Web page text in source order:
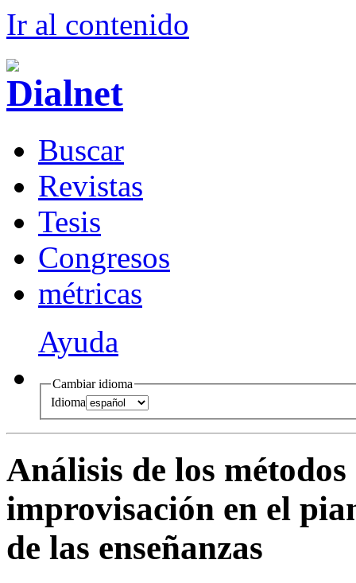
Ir al contenido
Buscar
Revistas
Tesis
Congresos
métricas
Ayuda
Cambiar idioma
Idioma
Análisis de los
improvisación en el
de las enseñanzas